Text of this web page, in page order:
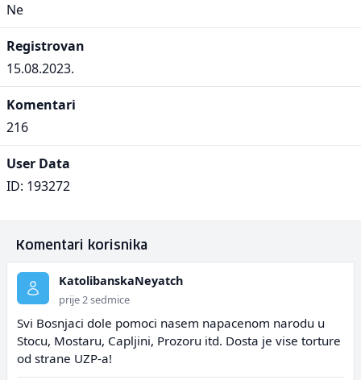
Ne
Registrovan
15.08.2023.
Komentari
216
User Data
ID: 193272
Komentari korisnika
KatolibanskaNeyatch
prije 2 sedmice
Svi Bosnjaci dole pomoci nasem napacenom narodu u
Stocu, Mostaru, Capljini, Prozoru itd. Dosta je vise torture
od strane UZP-a!